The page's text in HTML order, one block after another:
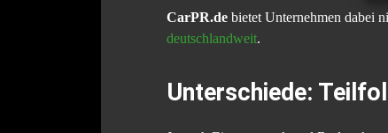
CarPR.de bietet Unternehmen dabei
deutschlandweit.
Unterschiede: